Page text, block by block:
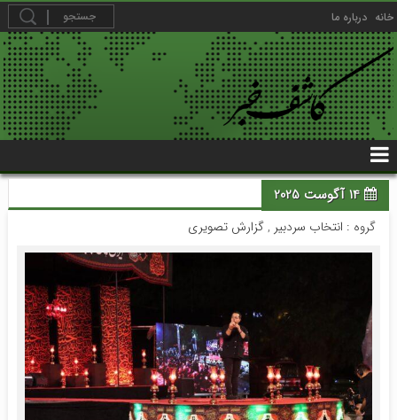
خانه درباره ما
14 آگوست 2025
گروه : انتخاب سردبیر ,گزارش تصویری